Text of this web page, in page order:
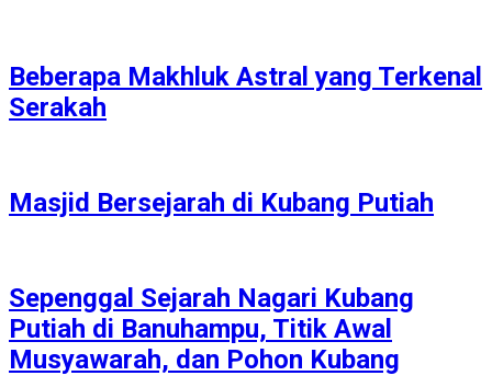
Beberapa Makhluk Astral yang Terkenal
Serakah
Masjid Bersejarah di Kubang Putiah
Sepenggal Sejarah Nagari Kubang
Putiah di Banuhampu, Titik Awal
Musyawarah, dan Pohon Kubang